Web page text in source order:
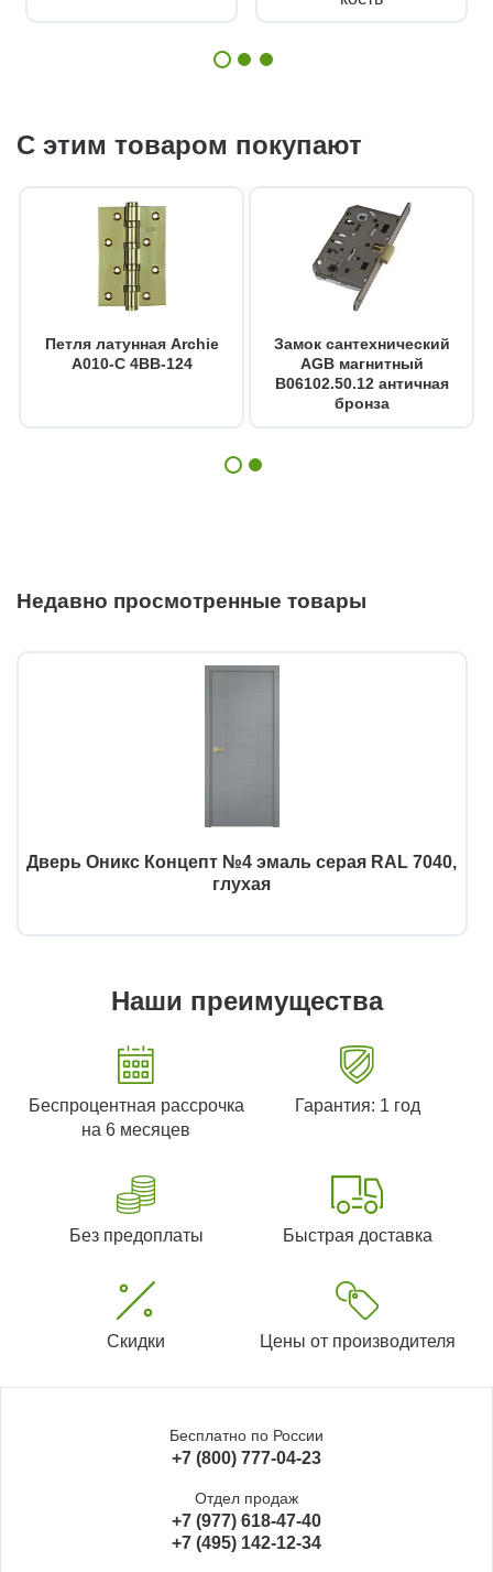
С этим товаром покупают
Петля латунная Archie
A010-C 4BB-124
Замок сантехнический
AGB магнитный
B06102.50.12 античная
бронза
Недавно просмотренные товары
Дверь Оникс Концепт №4 эмаль серая RAL 7040,
глухая
Наши преимущества
Беспроцентная рассрочка
на 6 месяцев
Гарантия: 1 год
Без предоплаты Быстрая доставка
Скидки Цены от производителя
Бесплатно по России
+7 (800) 777-04-23
Отдел продаж
+7 (977) 618-47-40
+7 (495) 142-12-34